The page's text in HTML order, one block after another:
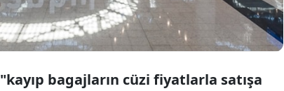
"kayıp bagajların cüzi fiyatlarla satışa